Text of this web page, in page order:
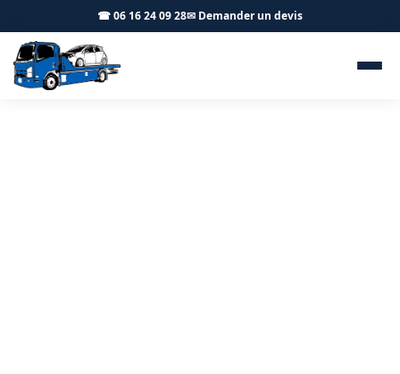
☎ 06 16 24 09 28✉ Demander un devis